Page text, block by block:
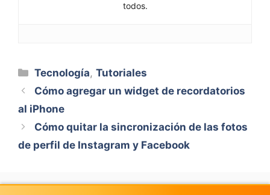
todos.
Categorías
Tecnología,Tutoriales
Cómo agregar un widget de recordatorios
al iPhone
Cómo quitar la sincronización de las fotos
de perfil de Instagram y Facebook